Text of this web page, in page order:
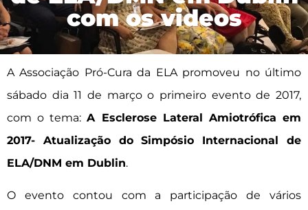
com os videos
A Associação Pró-Cura da ELA promoveu no último
sábado dia 11 de março o primeiro evento de 2017,
com o tema:A Esclerose Lateral Amiotrófica em
2017- Atualização do Simpósio Internacional de
ELA/DNM em Dublin.
O evento contou com a participação de vários